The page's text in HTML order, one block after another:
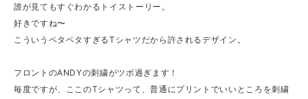
誰が見てもすぐわかるトイストーリー。
好きですね〜
こういうベタベタすぎるTシャツだから許されるデザイン。
フロントのANDYの刺繍がツボ過ぎます！
毎度ですが、ここのTシャツって、普通にプリントでいいところを刺繍